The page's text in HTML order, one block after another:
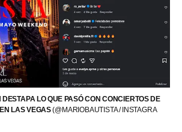
LO QUE PASÓ CON CONCIERTOS DE
LAS VEGAS(@MARIOBAUTISTA / INSTAGRA